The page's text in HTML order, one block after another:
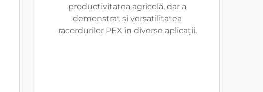
productivitatea agricolă, dar a
demonstrat și versatilitatea
racordurilor PEX în diverse aplicații.